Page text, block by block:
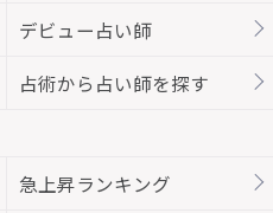
デビュー占い師
占術から占い師を探す
急上昇ランキング